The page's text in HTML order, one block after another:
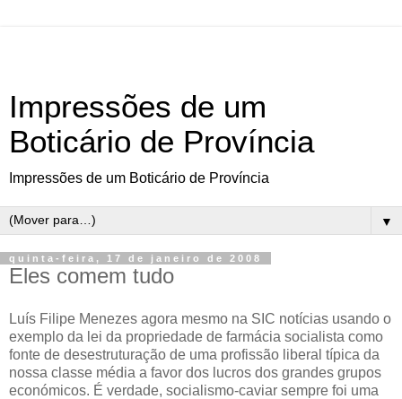
Impressões de um
Boticário de Província
Impressões de um Boticário de Província
▼
quinta-feira, 17 de janeiro de 2008
Eles comem tudo
Luís Filipe Menezes agora mesmo na SIC notícias usando o
exemplo da lei da propriedade de farmácia socialista como
fonte de desestruturação de uma profissão liberal típica da
nossa classe média a favor dos lucros dos grandes grupos
económicos. É verdade, socialismo-caviar sempre foi uma